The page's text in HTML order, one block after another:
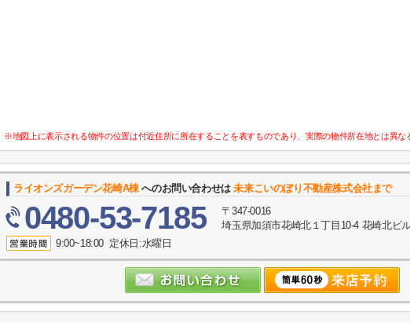
※地図上に表示される物件の位置は付近住所に所在することを表すものであり、実際の物件所在地とは異な
ライオンズガーデン花崎A棟へのお問い合わせは未来こいのぼり不動産株式会社まで
0480-53-7185
〒347-0016
埼玉県加須市花崎北１丁目10-4 花崎北ビ
9:00~18:00 定休日:水曜日